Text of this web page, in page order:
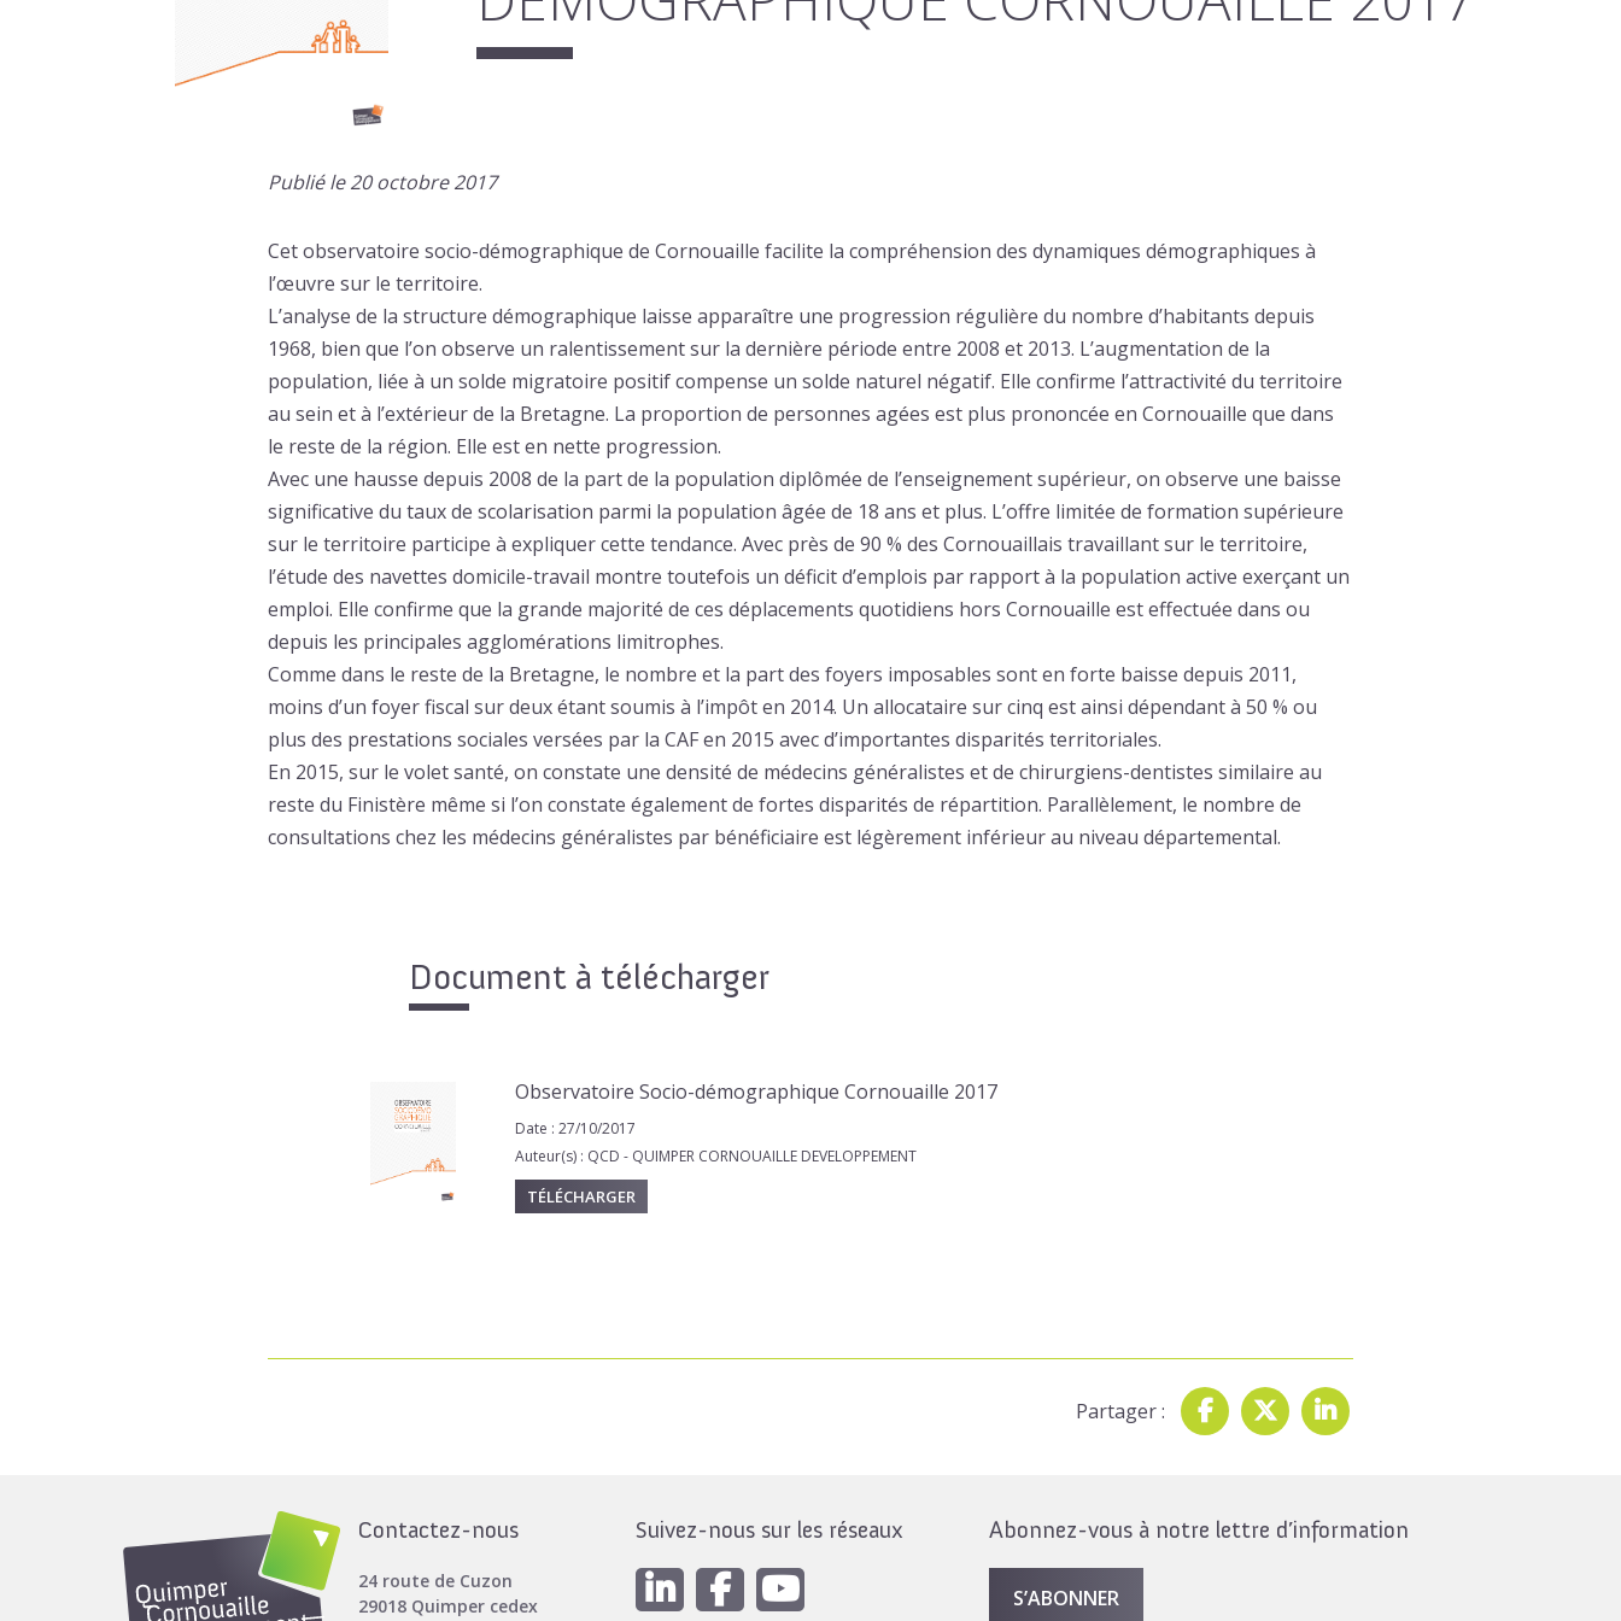
Publié le 20 octobre 2017
Cet observatoire socio-démographique de Cornouaille facilite la compréhension des dynamiques démographiques à
l’œuvre sur le territoire.
L’analyse de la structure démographique laisse apparaître une progression régulière du nombre d’habitants depuis
1968, bien que l’on observe un ralentissement sur la dernière période entre 2008 et 2013. L’augmentation de la
population, liée à un solde migratoire positif compense un solde naturel négatif. Elle confirme l’attractivité du territoire
au sein et à l’extérieur de la Bretagne. La proportion de personnes agées est plus prononcée en Cornouaille que dans
le reste de la région. Elle est en nette progression.
Avec une hausse depuis 2008 de la part de la population diplômée de l’enseignement supérieur, on observe une baisse
significative du taux de scolarisation parmi la population âgée de 18 ans et plus. L’offre limitée de formation supérieure
sur le territoire participe à expliquer cette tendance. Avec près de 90 % des Cornouaillais travaillant sur le territoire,
l’étude des navettes domicile-travail montre toutefois un déficit d’emplois par rapport à la population active exerçant un
emploi. Elle confirme que la grande majorité de ces déplacements quotidiens hors Cornouaille est effectuée dans ou
depuis les principales agglomérations limitrophes.
Comme dans le reste de la Bretagne, le nombre et la part des foyers imposables sont en forte baisse depuis 2011,
moins d’un foyer fiscal sur deux étant soumis à l’impôt en 2014. Un allocataire sur cinq est ainsi dépendant à 50 % ou
plus des prestations sociales versées par la CAF en 2015 avec d’importantes disparités territoriales.
En 2015, sur le volet santé, on constate une densité de médecins généralistes et de chirurgiens-dentistes similaire au
reste du Finistère même si l’on constate également de fortes disparités de répartition. Parallèlement, le nombre de
consultations chez les médecins généralistes par bénéficiaire est légèrement inférieur au niveau départemental.
Document à télécharger
Observatoire Socio-démographique Cornouaille 2017
Date : 27/10/2017
Auteur(s) : QCD - QUIMPER CORNOUAILLE DEVELOPPEMENT
TÉLÉCHARGER
Partager :
Contactez-nous
24 route de Cuzon
29018 Quimper cedex
Suivez-nous sur les réseaux Abonnez-vous à notre lettre d’information
S’ABONNER